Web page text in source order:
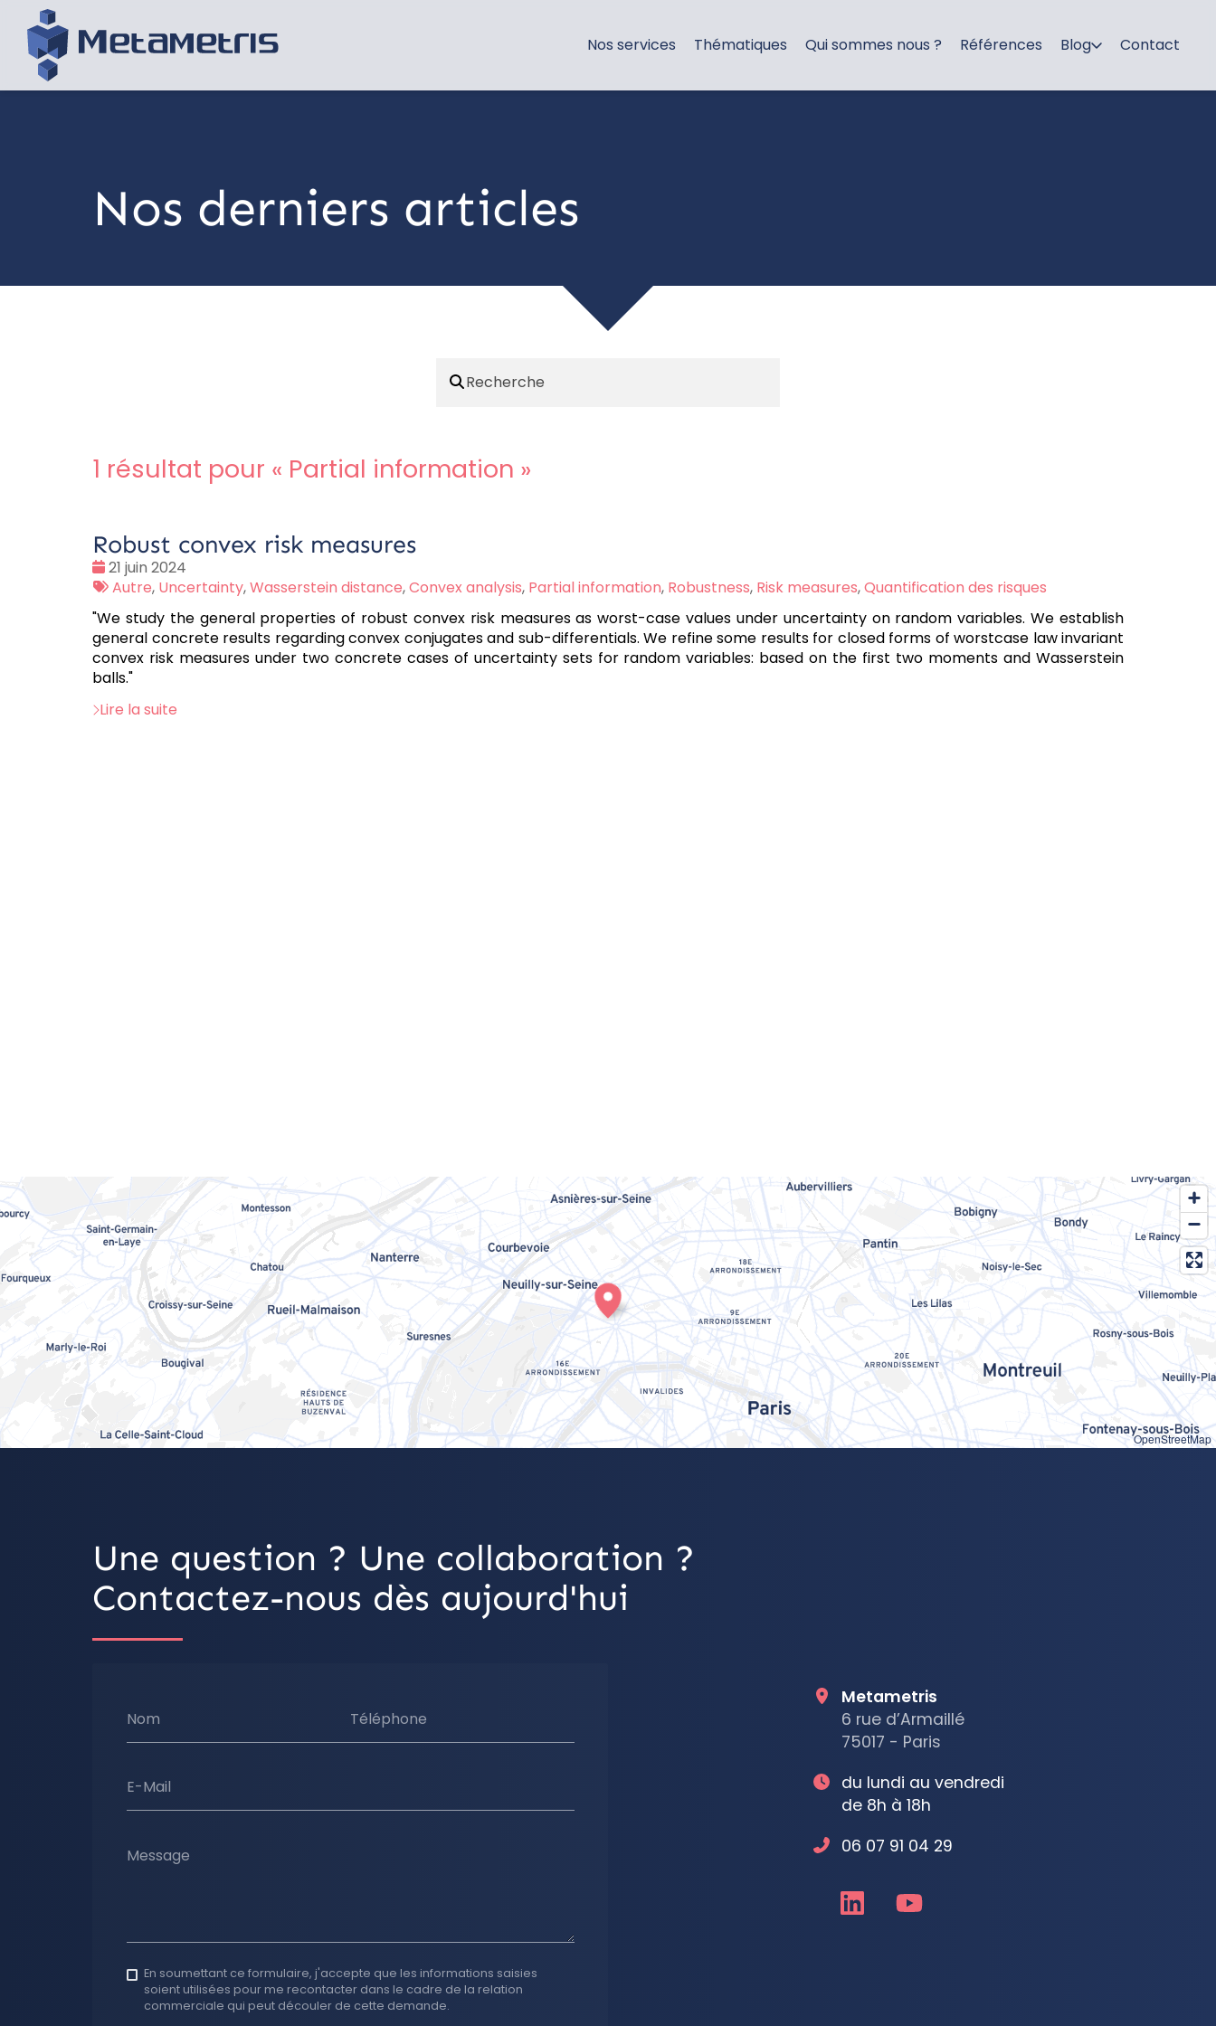
Nos services Thématiques Qui sommes nous ? Références Blog Contact
Nos derniers articles
1 résultat pour « Partial information »
Robust convex risk measures
Date
:
21 juin 2024
Tags
Autre, Uncertainty,Wasserstein distance,Convex analysis, Partial information, Robustness, Risk measures,Quantification des risques
"We study the general properties of robust convex risk measures as worst-case values under uncertainty on random variables. We establish
general concrete results regarding convex conjugates and sub-differentials. We refine some results for closed forms of worstcase law invariant
convex risk measures under two concrete cases of uncertainty sets for random variables: based on the first two moments and Wasserstein
balls."
Lire la suite
OpenStreetMap
Une question ? Une collaboration ?
Contactez-nous dès aujourd'hui
Nom Téléphone
E-Mail
Message
En soumettant ce formulaire, j'accepte que les informations saisies
soient utilisées pour me recontacter dans le cadre de la relation
commerciale qui peut découler de cette demande.
Metametris
6 rue d’Armaillé
75017 - Paris
du lundi au vendredi
de 8h à 18h
06 07 91 04 29